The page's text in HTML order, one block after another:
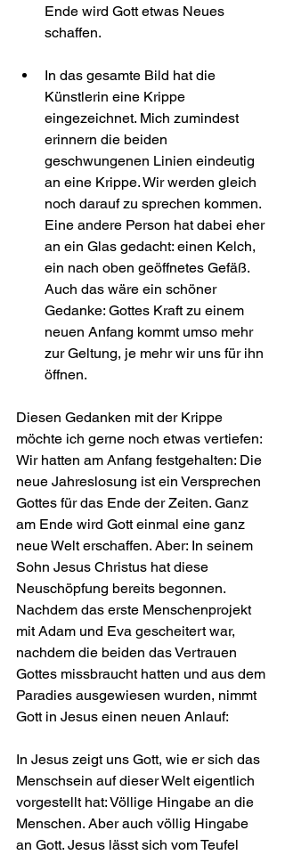
Ende wird Gott etwas Neues
schaffen.
In das gesamte Bild hat die
Künstlerin eine Krippe
eingezeichnet. Mich zumindest
erinnern die beiden
geschwungenen Linien eindeutig
an eine Krippe. Wir werden gleich
noch darauf zu sprechen kommen.
Eine andere Person hat dabei eher
an ein Glas gedacht: einen Kelch,
ein nach oben geöffnetes Gefäß.
Auch das wäre ein schöner
Gedanke: Gottes Kraft zu einem
neuen Anfang kommt umso mehr
zur Geltung, je mehr wir uns für ihn
öffnen.
Diesen Gedanken mit der Krippe
möchte ich gerne noch etwas vertiefen:
Wir hatten am Anfang festgehalten: Die
neue Jahreslosung ist ein Versprechen
Gottes für das Ende der Zeiten. Ganz
am Ende wird Gott einmal eine ganz
neue Welt erschaffen. Aber: In seinem
Sohn Jesus Christus hat diese
Neuschöpfung bereits begonnen.
Nachdem das erste Menschenprojekt
mit Adam und Eva gescheitert war,
nachdem die beiden das Vertrauen
Gottes missbraucht hatten und aus dem
Paradies ausgewiesen wurden, nimmt
Gott in Jesus einen neuen Anlauf:
In Jesus zeigt uns Gott, wie er sich das
Menschsein auf dieser Welt eigentlich
vorgestellt hat: Völlige Hingabe an die
Menschen. Aber auch völlig Hingabe
an Gott. Jesus lässt sich vom Teufel